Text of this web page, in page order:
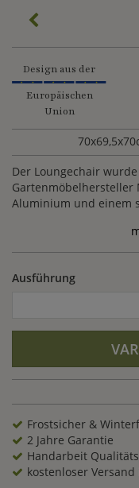
Design aus der
Europäischen
Union
Der Loungechair
Gartenmöbelhersteller
Aluminium und einem
Ihrer Outdoor
werden.
Ausführung
Frostsicher &
2 Jahre Garantie
Handarbeit
kostenloser